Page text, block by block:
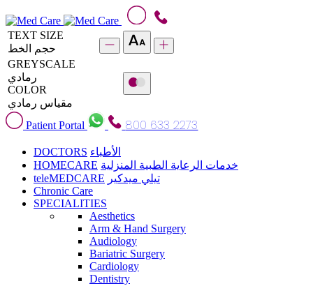
TEXT SIZE
حجم الخط
GREYSCALE
رمادي
COLOR
مقياس رمادي
Patient Portal
800 633 2273
DOCTORS الأطباء
HOMECARE خدمات الرعاية الطبية المنزلية
teleMEDCARE تيلي ميدكير
Chronic Care
SPECIALITIES
Aesthetics
Arm & Hand Surgery
Audiology
Bariatric Surgery
Cardiology
Dentistry